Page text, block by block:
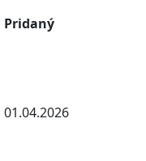
Pridaný
01.04.2026